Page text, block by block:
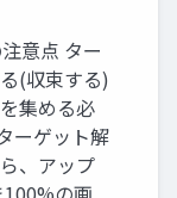
意点 ター
(収束する)
集める必
ーゲット解
、アップ